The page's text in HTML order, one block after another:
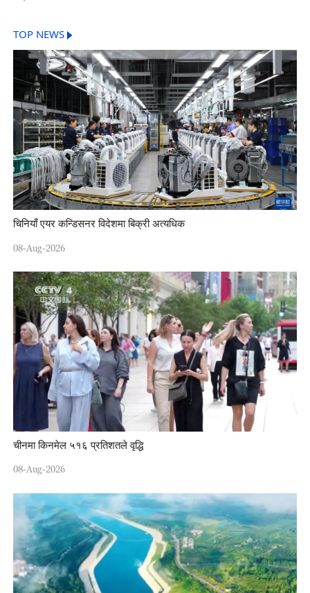
TOP NEWS
चिनियाँ एयर कन्डिसनर विदेशमा बिक्री अत्यधिक
08-Aug-2026
चीनमा किनमेल ५१६ प्रतिशतले वृद्धि
08-Aug-2026